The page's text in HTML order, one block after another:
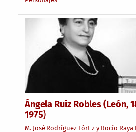
Ángela Ruiz Robles (León,
1975)
M. José Rodríguez Fórtiz y Rocío